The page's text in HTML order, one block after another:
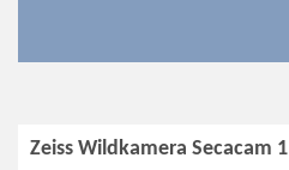
Zeiss Wildkamera Secacam 1